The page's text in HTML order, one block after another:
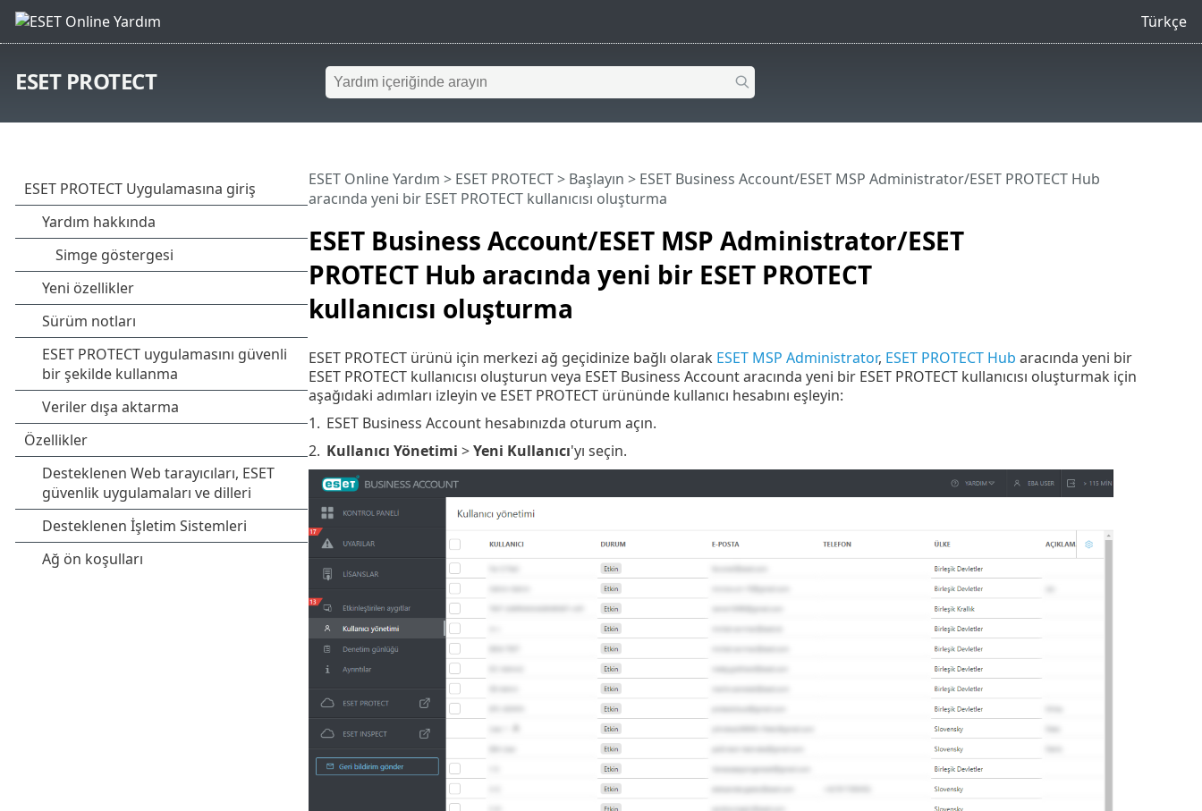
Türkçe
ESET PROTECT
ESET Business Account/ESET MSP Administrator/ESET
PROTECT Hub aracında yeni bir ESET PROTECT
kullanıcısı oluşturma
ESET Online Yardım > ESET PROTECT> Başlayın > ESET Business Account/ESET MSP Administrator/ESET PROTECT Hub
aracında yeni bir ESET PROTECT kullanıcısı oluşturma
ESET PROTECT ürünü için merkezi ağ geçidinize bağlı olarak ESET MSP Administrator, ESET PROTECT Hub aracında yeni bir
ESET PROTECT kullanıcısı oluşturun veya ESET Business Account aracında yeni bir ESET PROTECT kullanıcısı oluşturmak için
aşağıdaki adımları izleyin ve ESET PROTECT ürününde kullanıcı hesabını eşleyin:
1. ESET Business Account hesabınızda oturum açın.
2. Kullanıcı Yönetimi >Yeni Kullanıcı'yı seçin.